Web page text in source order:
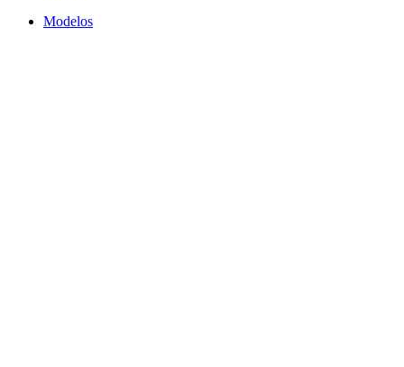
Modelos